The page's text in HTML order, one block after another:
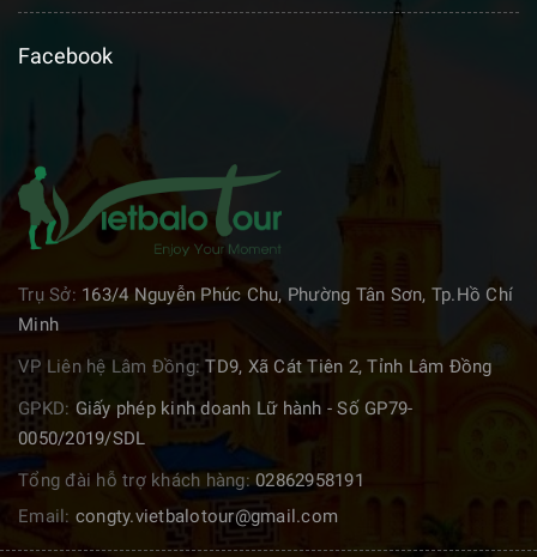
Facebook
Trụ Sở: 163/4 Nguyễn Phúc Chu, Phường Tân Sơn, Tp.Hồ Chí
Minh
VP Liên hệ Lâm Đồng:TD9, Xã Cát Tiên 2, Tỉnh Lâm Đồng
GPKD: Giấy phép kinh doanh Lữ hành - Số GP79-
0050/2019/SDL
Tổng đài hỗ trợ khách hàng: 02862958191
Email: congty.vietbalotour@gmail.com